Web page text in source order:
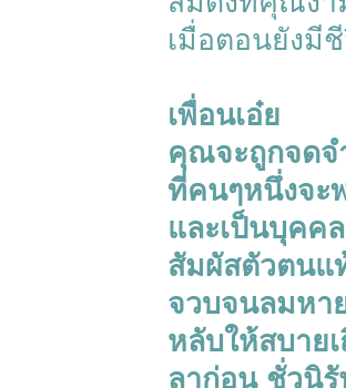
เมื่อตอนยังมี
เพื่อนเอ๋ย
คุณจะถูกจดจ
ที่คนๆหนึ่งจะ
และเป็นบุคค
สัมผัสตัวตนแ
จวบจนลมหา
หลับให้สบาย
ลาก่อน ชั่วนิรั